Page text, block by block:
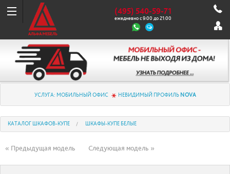
(495) 540-59-71
ежедневно с 9:00 до 21:00
УСЛУГА: МОБИЛЬНЫЙ ОФИС НЕВИДИМЫЙ ПРОФИЛЬ NOVA
КАТАЛОГ ШКАФОВ-КУПЕ ШКАФЫ-КУПЕ БЕЛЫЕ
« Предыдущая модель Следующая модель »